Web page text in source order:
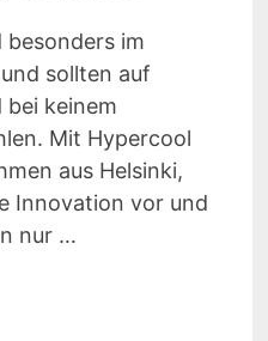
besonders im
sollten auf
bei keinem
Mit Hypercool
aus Helsinki,
Innovation vor und
nur …